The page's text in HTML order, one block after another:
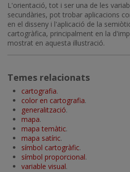
L'orientació, tot i ser una de les
secundàries, pot trobar aplicacions
en el disseny i l'aplicació de la
cartogràfica, principalment en la
mostrat en aquesta il·lustració.
Temes relacionats
cartografia.
color en cartografia.
generalització.
mapa.
mapa temàtic.
mapa satíric.
símbol cartogràfic.
símbol proporcional.
variable visual.